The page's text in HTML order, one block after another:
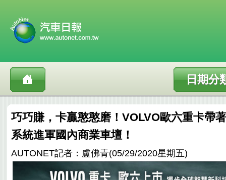
日期分
巧巧賺，卡贏憨憨磨！VOLVO歐六重卡帶
系統進軍國內商業車壇！
AUTONET記者：盧佛青(05/29/2020星期五)